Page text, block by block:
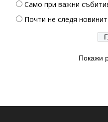
Само при важни
Почти не следя
Покажи